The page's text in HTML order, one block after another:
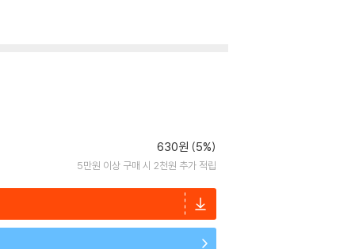
630원 (5%)
5만원 이상 구매 시 2천원 추가 적립